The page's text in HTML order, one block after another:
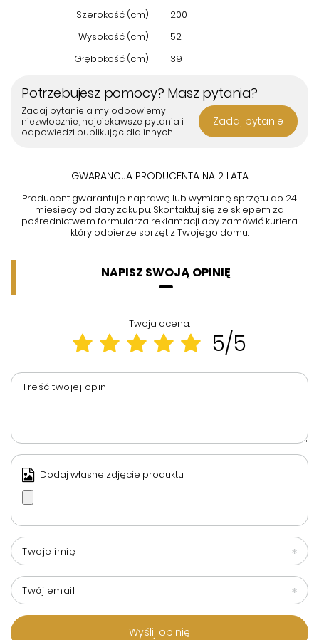
Szerokość (cm)
200
Wysokość (cm)
52
Głębokość (cm)
39
Potrzebujesz pomocy? Masz pytania?
Zadaj pytanie a my odpowiemy
niezwłocznie, najciekawsze pytania i
odpowiedzi publikując dla innych.
Zadaj pytanie
GWARANCJA PRODUCENTA NA 2 LATA
Producent gwarantuje naprawę lub wymianę sprzętu do 24
miesięcy od daty zakupu. Skontaktuj się ze sklepem za
pośrednictwem formularza reklamacji aby zamówić kuriera
który odbierze sprzęt z Twojego domu.
NAPISZ SWOJĄ OPINIĘ
Twoja ocena:
5/5
Treść twojej opinii
Dodaj własne zdjęcie produktu:
Twoje imię
Twój email
Wyślij opinię